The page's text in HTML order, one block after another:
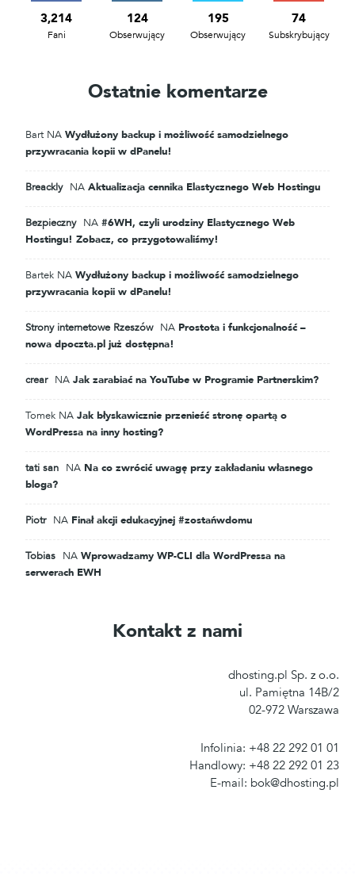
3,214
Fani
124
Obserwujący
195
Obserwujący
74
Subskrybujący
Ostatnie komentarze
Bart NA Wydłużony backup i możliwość samodzielnego
przywracania kopii w dPanelu!
Breackly NA Aktualizacja cennika Elastycznego Web Hostingu
Bezpieczny NA #6WH, czyli urodziny Elastycznego Web
Hostingu! Zobacz, co przygotowaliśmy!
Bartek NA Wydłużony backup i możliwość samodzielnego
przywracania kopii w dPanelu!
Strony internetowe Rzeszów NA Prostota i funkcjonalność –
nowa dpoczta.pl już dostępna!
crear NA Jak zarabiać na YouTube w Programie Partnerskim?
Tomek NA Jak błyskawicznie przenieść stronę opartą o
WordPressa na inny hosting?
tati san NA Na co zwrócić uwagę przy zakładaniu własnego
bloga?
Piotr NA Finał akcji edukacyjnej #zostańwdomu
Tobias NA Wprowadzamy WP-CLI dla WordPressa na
serwerach EWH
Kontakt z nami
dhosting.pl Sp. z o.o.
ul. Pamiętna 14B/2
02-972 Warszawa
Infolinia: +48 22 292 01 01
Handlowy: +48 22 292 01 23
E-mail: bok@dhosting.pl